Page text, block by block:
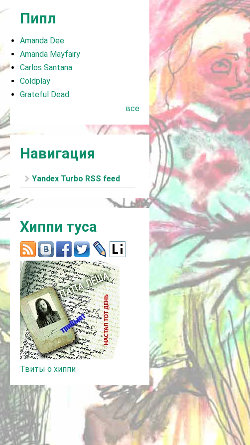
Пипл
Amanda Dee
Amanda Mayfairy
Carlos Santana
Coldplay
Grateful Dead
все
Навигация
Yandex Turbo RSS feed
Хиппи туса
Твиты о хиппи